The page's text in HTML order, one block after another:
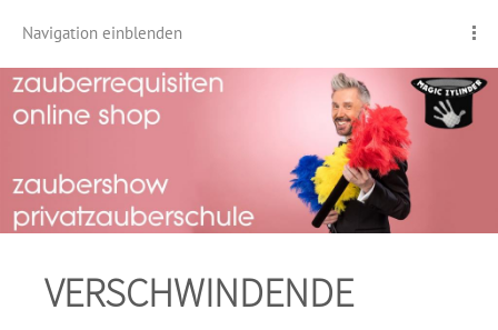
Navigation einblenden
VERSCHWINDENDE